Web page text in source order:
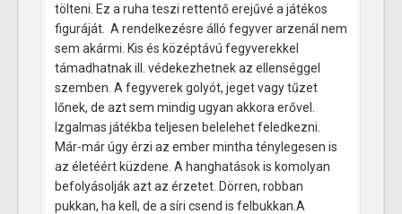
tölteni. Ez a ruha teszi rettentő erejűvé a játékos
figuráját. A rendelkezésre álló fegyver arzenál nem
sem akármi. Kis és középtávú fegyverekkel
támadhatnak ill. védekezhetnek az ellenséggel
szemben. A fegyverek golyót, jeget vagy tűzet
lőnek, de azt sem mindig ugyan akkora erővel.
Izgalmas játékba teljesen belelehet feledkezni.
Már-már úgy érzi az ember mintha ténylegesen is
az életéért küzdene. A hanghatások is komolyan
befolyásolják azt az érzetet. Dörren, robban
pukkan, ha kell, de a síri csend is felbukkan.A